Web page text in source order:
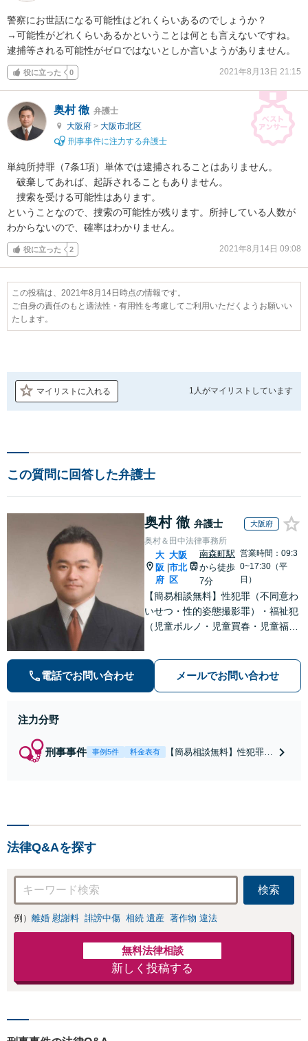
警察にお世話になる可能性はどれくらいあるのでしょうか？
→可能性がどれくらいあるかということは何とも言えないですね。
逮捕等される可能性がゼロではないとしか言いようがありません。
役に立った 0 2021年8月13日 21:15
奥村 徹 弁護士
大阪府 > 大阪市北区
刑事事件に注力する弁護士
単純所持罪（7条1項）単体では逮捕されることはありません。
破棄してあれば、起訴されることもありません。
捜索を受ける可能性はあります。
ということなので、捜索の可能性が残ります。所持している人数が
わからないので、確率はわかりません。
役に立った 2 2021年8月14日 09:08
この投稿は、2021年8月14日時点の情報です。
ご自身の責任のもと適法性・有用性を考慮してご利用いただくようお願いい
たします。
マイリストに入れる 1人がマイリストしています
この質問に回答した弁護士
奥村 徹 弁護士 大阪府
奥村＆田中法律事務所
大
阪
府
大阪
市北
区
南森町駅
から徒歩
7分
営業時間：09:3
0~17:30（平
日）
【簡易相談無料】性犯罪（不同意わ
いせつ・性的姿態撮影罪）・福祉犯
（児童ポルノ・児童買春・児童福祉
等）に非常に詳しい弁護士です
電話でお問い合わせ メールでお問い合わせ
注力分野
刑事事件 事例5件 料金表有
【簡易相談無料】性犯罪
法律Q&Aを探す
検索
例） 離婚 慰謝料 誹謗中傷 相続 遺産 著作物 違法
無料法律相談
新しく投稿する